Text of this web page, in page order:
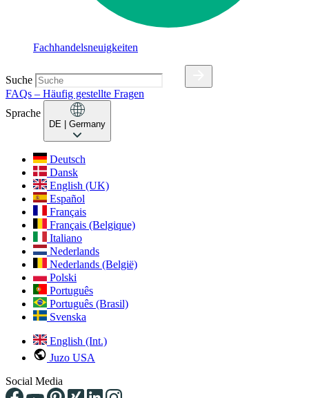
Fachhandelsneuigkeiten
Suche
FAQs – Häufig gestellte Fragen
Sprache
DE | Germany
Deutsch
Dansk
English (UK)
Español
Français
Français (Belgique)
Italiano
Nederlands
Nederlands (België)
Polski
Português
Português (Brasil)
Svenska
English (Int.)
Juzo USA
Social Media